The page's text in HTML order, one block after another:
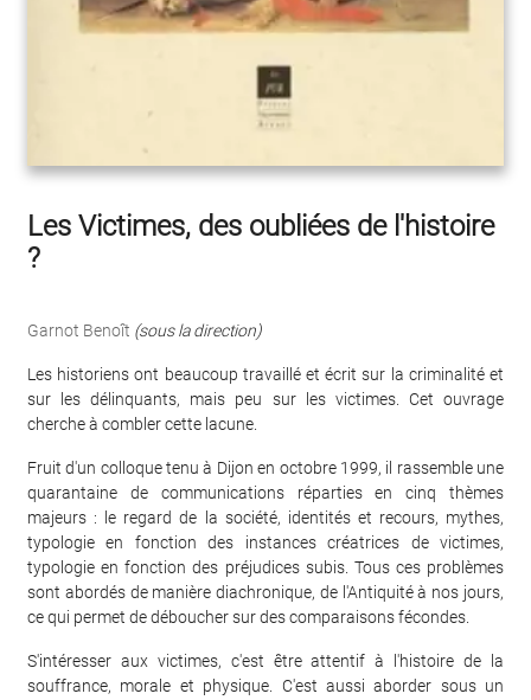
Les Victimes, des oubliées de l'histoire
?
Garnot Benoît (sous la direction)
Les historiens ont beaucoup travaillé et écrit sur la criminalité et
sur les délinquants, mais peu sur les victimes. Cet ouvrage
cherche à combler cette lacune.
Fruit d'un colloque tenu à Dijon en octobre 1999, il rassemble une
quarantaine de communications réparties en cinq thèmes
majeurs : le regard de la société, identités et recours, mythes,
typologie en fonction des instances créatrices de victimes,
typologie en fonction des préjudices subis. Tous ces problèmes
sont abordés de manière diachronique, de l'Antiquité à nos jours,
ce qui permet de déboucher sur des comparaisons fécondes.
S'intéresser aux victimes, c'est être attentif à l'histoire de la
souffrance, morale et physique. C'est aussi aborder sous un